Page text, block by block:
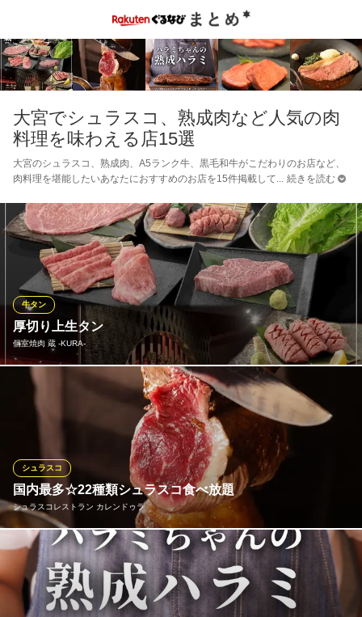
大宮でシュラスコ、熟成肉など人気の肉
料理を味わえる店15選
大宮のシュラスコ、熟成肉、A5ランク牛、黒毛和牛がこだわりのお店など、
肉料理を堪能したいあなたにおすすめのお店を15件掲載して
続きを読む
厚切り上生タン
個室焼肉 蔵 ‐KURA‐
牛タン
自慢の厚切り上生タンは、厳選された上質な牛タンを贅沢にカッ
トした人気メニュー。肉本来の旨みとジューシーな食感が楽しめ
る逸品で、焼肉通も納得の美味しさ。大宮で本格焼肉を味わうな
ら「蔵」の生タンは外せません。
個室焼肉 蔵 ‐KURA‐
個室焼肉 黒毛和牛
ＪＲ大宮駅 徒歩11分
埼玉県さいたま市大宮区桜木町4-892
国内最多☆22種類シュラスコ食べ放題
シュラスコレストラン カレンドゥラ
シュラスコ
大宮初！シュラスコ専門店がOPENしました！鉄串に豪快にお肉
を刺して頂くシュラスコ♪出来立てをお客様の目の前で食べたい量
だけ切り分けさせて頂きます！焼き肉やこだわりの希少部位のお
肉をはじめ焼き野菜からフルーツまで！種類豊富にご用意してお